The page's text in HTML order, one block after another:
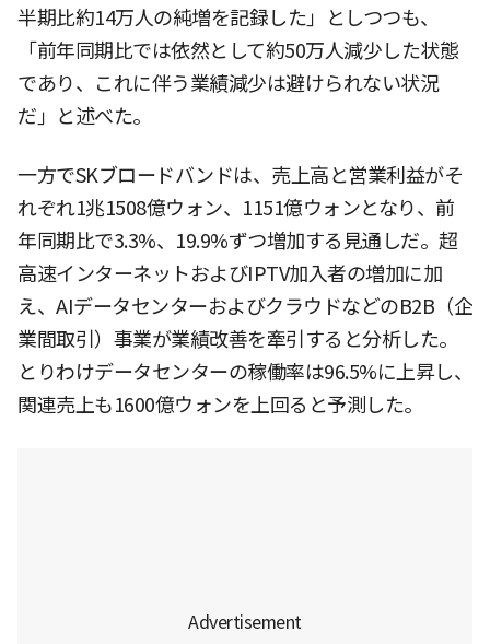
半期比約14万人の純増を記録した」としつつも、
「前年同期比では依然として約50万人減少した状態
であり、これに伴う業績減少は避けられない状況
だ」と述べた。
一方でSKブロードバンドは、売上高と営業利益がそ
れぞれ1兆1508億ウォン、1151億ウォンとなり、前
年同期比で3.3%、19.9%ずつ増加する見通しだ。超
高速インターネットおよびIPTV加入者の増加に加
え、AIデータセンターおよびクラウドなどのB2B（企
業間取引）事業が業績改善を牽引すると分析した。
とりわけデータセンターの稼働率は96.5%に上昇し、
関連売上も1600億ウォンを上回ると予測した。